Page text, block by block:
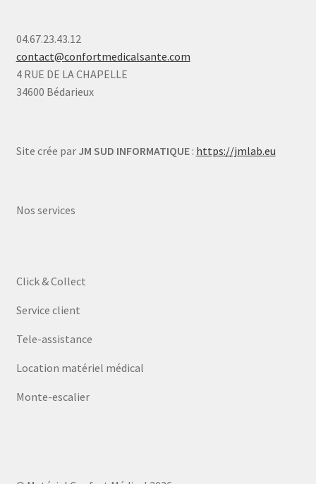
04.67.23.43.12
contact@confortmedicalsante.com
4 RUE DE LA CHAPELLE
34600 Bédarieux
Site crée par JM SUD INFORMATIQUE: https://jmlab.eu
Nos services
Click & Collect
Service client
Tele-assistance
Location matériel médical
Monte-escalier